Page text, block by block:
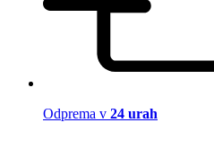
Odprema v 24 urah